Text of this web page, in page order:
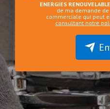
ENERGIES
de ma demande
commerciale qui peut
consultant notre